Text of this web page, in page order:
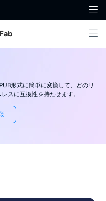
形式に簡単に変換して、どのリ
スに互換性を持たせます。